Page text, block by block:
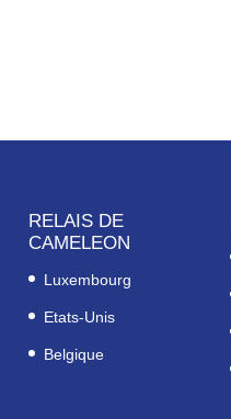
RELAIS DE
CAMELEON
Luxembourg
Etats-Unis
Belgique